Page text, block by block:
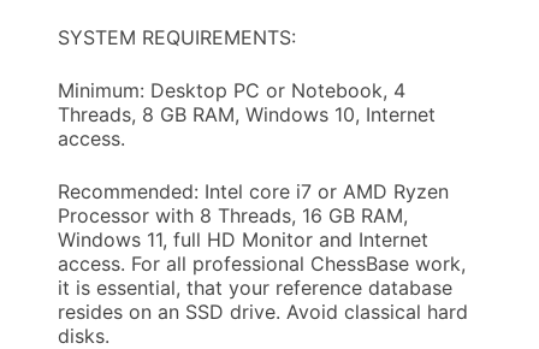
SYSTEM REQUIREMENTS:
Minimum: Desktop PC or Notebook, 4
Threads, 8 GB RAM, Windows 10, Internet
access.
Recommended: Intel core i7 or AMD Ryzen
Processor with 8 Threads, 16 GB RAM,
Windows 11, full HD Monitor and Internet
access. For all professional ChessBase work,
it is essential, that your reference database
resides on an SSD drive. Avoid classical hard
disks.